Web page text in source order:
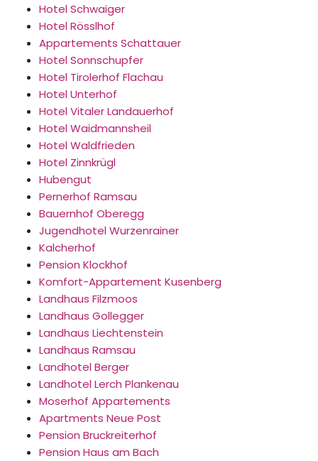
Hotel Schwaiger
Hotel Rösslhof
Appartements Schattauer
Hotel Sonnschupfer
Hotel Tirolerhof Flachau
Hotel Unterhof
Hotel Vitaler Landauerhof
Hotel Waidmannsheil
Hotel Waldfrieden
Hotel Zinnkrügl
Hubengut
Pernerhof Ramsau
Bauernhof Oberegg
Jugendhotel Wurzenrainer
Kalcherhof
Pension Klockhof
Komfort-Appartement Kusenberg
Landhaus Filzmoos
Landhaus Gollegger
Landhaus Liechtenstein
Landhaus Ramsau
Landhotel Berger
Landhotel Lerch Plankenau
Moserhof Appartements
Apartments Neue Post
Pension Bruckreiterhof
Pension Haus am Bach